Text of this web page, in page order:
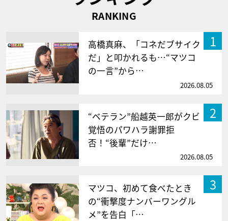
RANKING
1
高橋真麻、「コネだブサイク
だ」と叩かれるも…“マツコ
の一言”から…
2026.08.05
2
“ベテラン”船越英一郎がクビ
覚悟のパワハラ謝罪拒
否！“後輩”だけ…
2026.08.05
3
マツコ、初めて食べたとき
の“衝撃度ナンバーワングル
メ”を告白「…